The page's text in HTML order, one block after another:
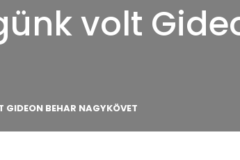
volt
GIDEON BEHAR NAGYKÖVET